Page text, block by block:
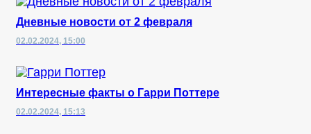
Дневные новости от 2 февраля
02.02.2024, 15:00
Интересные факты о Гарри Поттере
02.02.2024, 15:13